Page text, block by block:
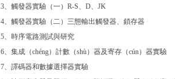
3、觸發器實驗（一）R-S、D、JK
4、觸發器實驗（二）三態輸出觸發器、鎖存器
5、時序電路測試與研究
6、集成（chéng）計數（shù）器及寄存（cún）器實驗
7、譯碼器和數據選擇器實驗